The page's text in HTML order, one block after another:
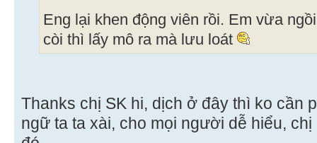
Eng lại khen động viên rồi. Em vừa
còi thì lấy mô ra mà lưu loát
Thanks chị SK hi, dịch ở đây thì ko cần
ngữ ta ta xài, cho mọi người dễ hiểu,